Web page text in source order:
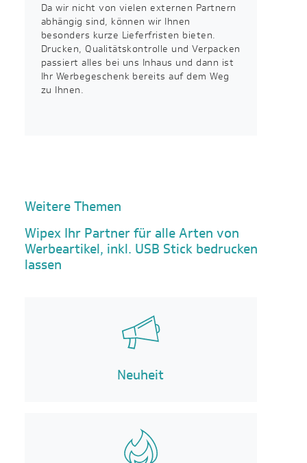
Da wir nicht von vielen externen Partnern
abhängig sind, können wir Ihnen
besonders kurze Lieferfristen bieten.
Drucken, Qualitätskontrolle und Verpacken
passiert alles bei uns Inhaus und dann ist
Ihr Werbegeschenk bereits auf dem Weg
zu Ihnen.
Weitere Themen
Wipex Ihr Partner für alle Arten von
Werbeartikel, inkl. USB Stick bedrucken
lassen
Neuheit